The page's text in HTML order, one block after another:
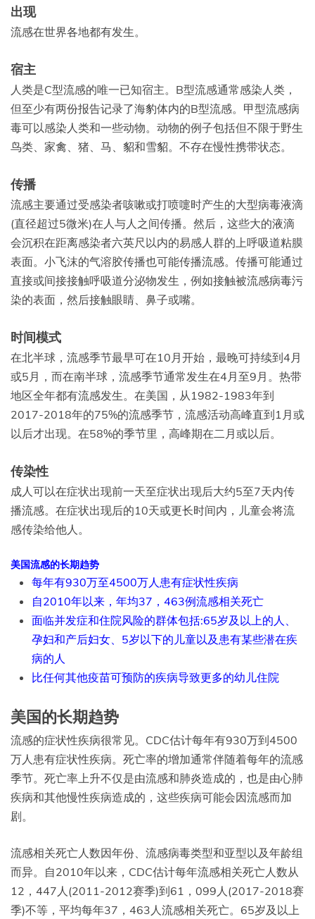
出现
流感在世界各地都有发生。
宿主
人类是C型流感的唯一已知宿主。B型流感通常感染人类，
但至少有两份报告记录了海豹体内的B型流感。甲型流感病
毒可以感染人类和一些动物。动物的例子包括但不限于野生
鸟类、家禽、猪、马、貂和雪貂。不存在慢性携带状态。
传播
流感主要通过受感染者咳嗽或打喷嚏时产生的大型病毒液滴
(直径超过5微米)在人与人之间传播。然后，这些大的液滴
会沉积在距离感染者六英尺以内的易感人群的上呼吸道粘膜
表面。小飞沫的气溶胶传播也可能传播流感。传播可能通过
直接或间接接触呼吸道分泌物发生，例如接触被流感病毒污
染的表面，然后接触眼睛、鼻子或嘴。
时间模式
在北半球，流感季节最早可在10月开始，最晚可持续到4月
或5月，而在南半球，流感季节通常发生在4月至9月。热带
地区全年都有流感发生。在美国，从1982-1983年到
2017-2018年的75%的流感季节，流感活动高峰直到1月或
以后才出现。在58%的季节里，高峰期在二月或以后。
传染性
成人可以在症状出现前一天至症状出现后大约5至7天内传
播流感。在症状出现后的10天或更长时间内，儿童会将流
感传染给他人。
美国流感的长期趋势
每年有930万至4500万人患有症状性疾病
自2010年以来，年均37，463例流感相关死亡
面临并发症和住院风险的群体包括:65岁及以上的人、
孕妇和产后妇女、5岁以下的儿童以及患有某些潜在疾
病的人
比任何其他疫苗可预防的疾病导致更多的幼儿住院
美国的长期趋势
流感的症状性疾病很常见。CDC估计每年有930万到4500
万人患有症状性疾病。死亡率的增加通常伴随着每年的流感
季节。死亡率上升不仅是由流感和肺炎造成的，也是由心肺
疾病和其他慢性疾病造成的，这些疾病可能会因流感而加
剧。
流感相关死亡人数因年份、流感病毒类型和亚型以及年龄组
而异。自2010年以来，CDC估计每年流感相关死亡人数从
12，447人(2011-2012赛季)到61，099人(2017-2018赛
季)不等，平均每年37，463人流感相关死亡。65岁及以上